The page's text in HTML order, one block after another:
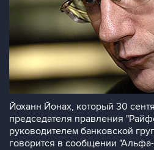
Йоханн Йонах, который 30
председателя правления
руководителем банковской
говорится в сообщении